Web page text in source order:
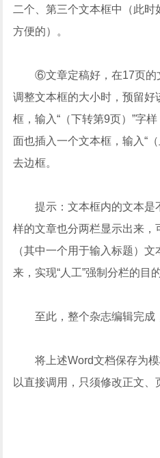
二个、第三个文本框中（此
方便的）。
⑥文章定稿好，在17页的
调整文本框的大小时，预留好
框，输入“（下转第9页）”字
面也插入一个文本框，输入“
去边框。
提示：文本框内的文本是
样的文章也分两栏显示出来
（其中一个用于输入标题）
来，实现“人工”强制分栏的目的
至此，整个杂志编辑完成
将上述Word文档保存为模
以直接调用，只须修改正文、